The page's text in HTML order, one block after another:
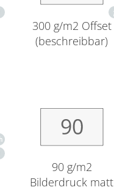
300 g/m2 Offset
(beschreibbar)
90 g/m2
Bilderdruck matt